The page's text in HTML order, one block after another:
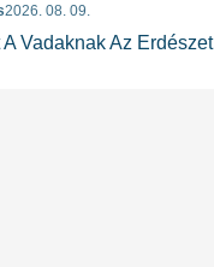
2026. 08. 09.
Vadaknak Az Erdészet